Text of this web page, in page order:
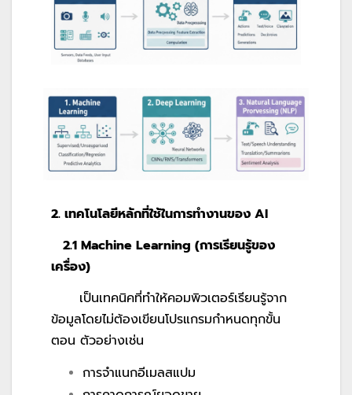
2. เทคโนโลยีหลักที่ใช้ในการทำงานของ AI
2.1 Machine Learning (การเรียนรู้ของ
เครื่อง)
เป็นเทคนิคที่ทำให้คอมพิวเตอร์เรียนรู้จาก
ข้อมูลโดยไม่ต้องเขียนโปรแกรมกำหนดทุกขั้น
ตอน ตัวอย่างเช่น
การจำแนกอีเมลสแปม